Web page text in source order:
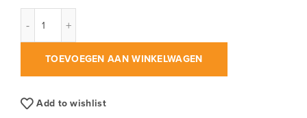
TOEVOEGEN AAN WINKELWAGEN
Add to wishlist